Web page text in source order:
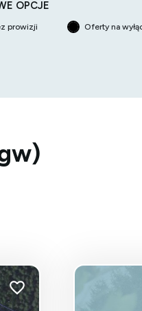
OPCJE
prowizji Oferty na
Dodaj do ulubionych